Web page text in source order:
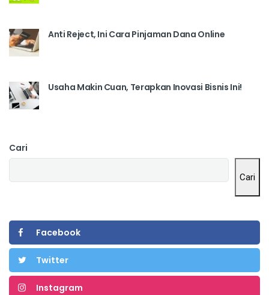
Anti Reject, Ini Cara Pinjaman Dana Online
Usaha Makin Cuan, Terapkan Inovasi Bisnis Ini!
Cari
Cari
Facebook
Twitter
Instagram